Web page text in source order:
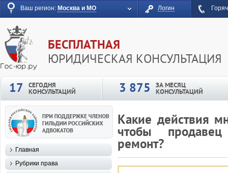
Ваш регион: Москва и МО Логин
БЕСПЛАТНАЯ
ЮРИДИЧЕСКАЯ КОНСУЛЬТАЦИЯ
17
СЕГОДНЯ
КОНСУЛЬТАЦИЙ 3 875 ЗА МЕСЯЦ
КОНСУЛЬТАЦИЙ
Какие действия
чтобы продавец
ремонт?
Главная
Рубрики права